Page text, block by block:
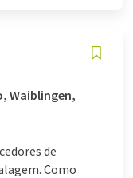
Waiblingen,
de
Como